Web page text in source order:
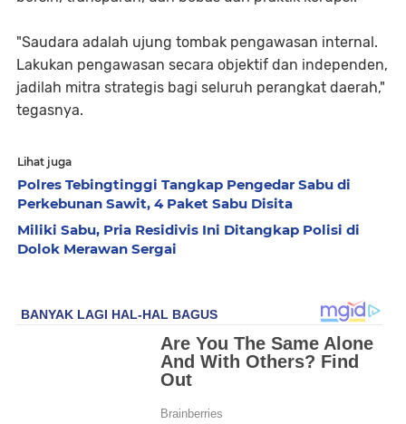
"Saudara adalah ujung tombak pengawasan internal.
Lakukan pengawasan secara objektif dan independen,
jadilah mitra strategis bagi seluruh perangkat daerah,"
tegasnya.
Lihat juga
Polres Tebingtinggi Tangkap Pengedar Sabu di
Perkebunan Sawit, 4 Paket Sabu Disita
Miliki Sabu, Pria Residivis Ini Ditangkap Polisi di
Dolok Merawan Sergai